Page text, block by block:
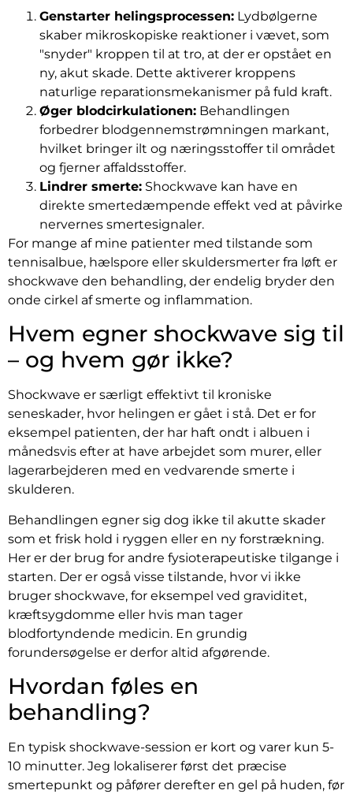
Genstarter helingsprocessen: Lydbølgerne
skaber mikroskopiske reaktioner i vævet, som
"snyder" kroppen til at tro, at der er opstået en
ny, akut skade. Dette aktiverer kroppens
naturlige reparationsmekanismer på fuld kraft.
Øger blodcirkulationen: Behandlingen
forbedrer blodgennemstrømningen markant,
hvilket bringer ilt og næringsstoffer til området
og fjerner affaldsstoffer.
Lindrer smerte: Shockwave kan have en
direkte smertedæmpende effekt ved at påvirke
nervernes smertesignaler.
For mange af mine patienter med tilstande som
tennisalbue, hælspore eller skuldersmerter fra løft er
shockwave den behandling, der endelig bryder den
onde cirkel af smerte og inflammation.
Hvem egner shockwave sig til
– og hvem gør ikke?
Shockwave er særligt effektivt til kroniske
seneskader, hvor helingen er gået i stå. Det er for
eksempel patienten, der har haft ondt i albuen i
månedsvis efter at have arbejdet som murer, eller
lagerarbejderen med en vedvarende smerte i
skulderen.
Behandlingen egner sig dog ikke til akutte skader
som et frisk hold i ryggen eller en ny forstrækning.
Her er der brug for andre fysioterapeutiske tilgange i
starten. Der er også visse tilstande, hvor vi ikke
bruger shockwave, for eksempel ved graviditet,
kræftsygdomme eller hvis man tager
blodfortyndende medicin. En grundig
forundersøgelse er derfor altid afgørende.
Hvordan føles en
behandling?
En typisk shockwave-session er kort og varer kun 5-
10 minutter. Jeg lokaliserer først det præcise
smertepunkt og påfører derefter en gel på huden, før